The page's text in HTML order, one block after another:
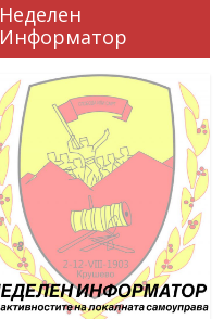
Неделен
Информатор